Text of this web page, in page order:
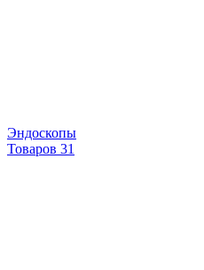
Эндоскопы
Товаров 31